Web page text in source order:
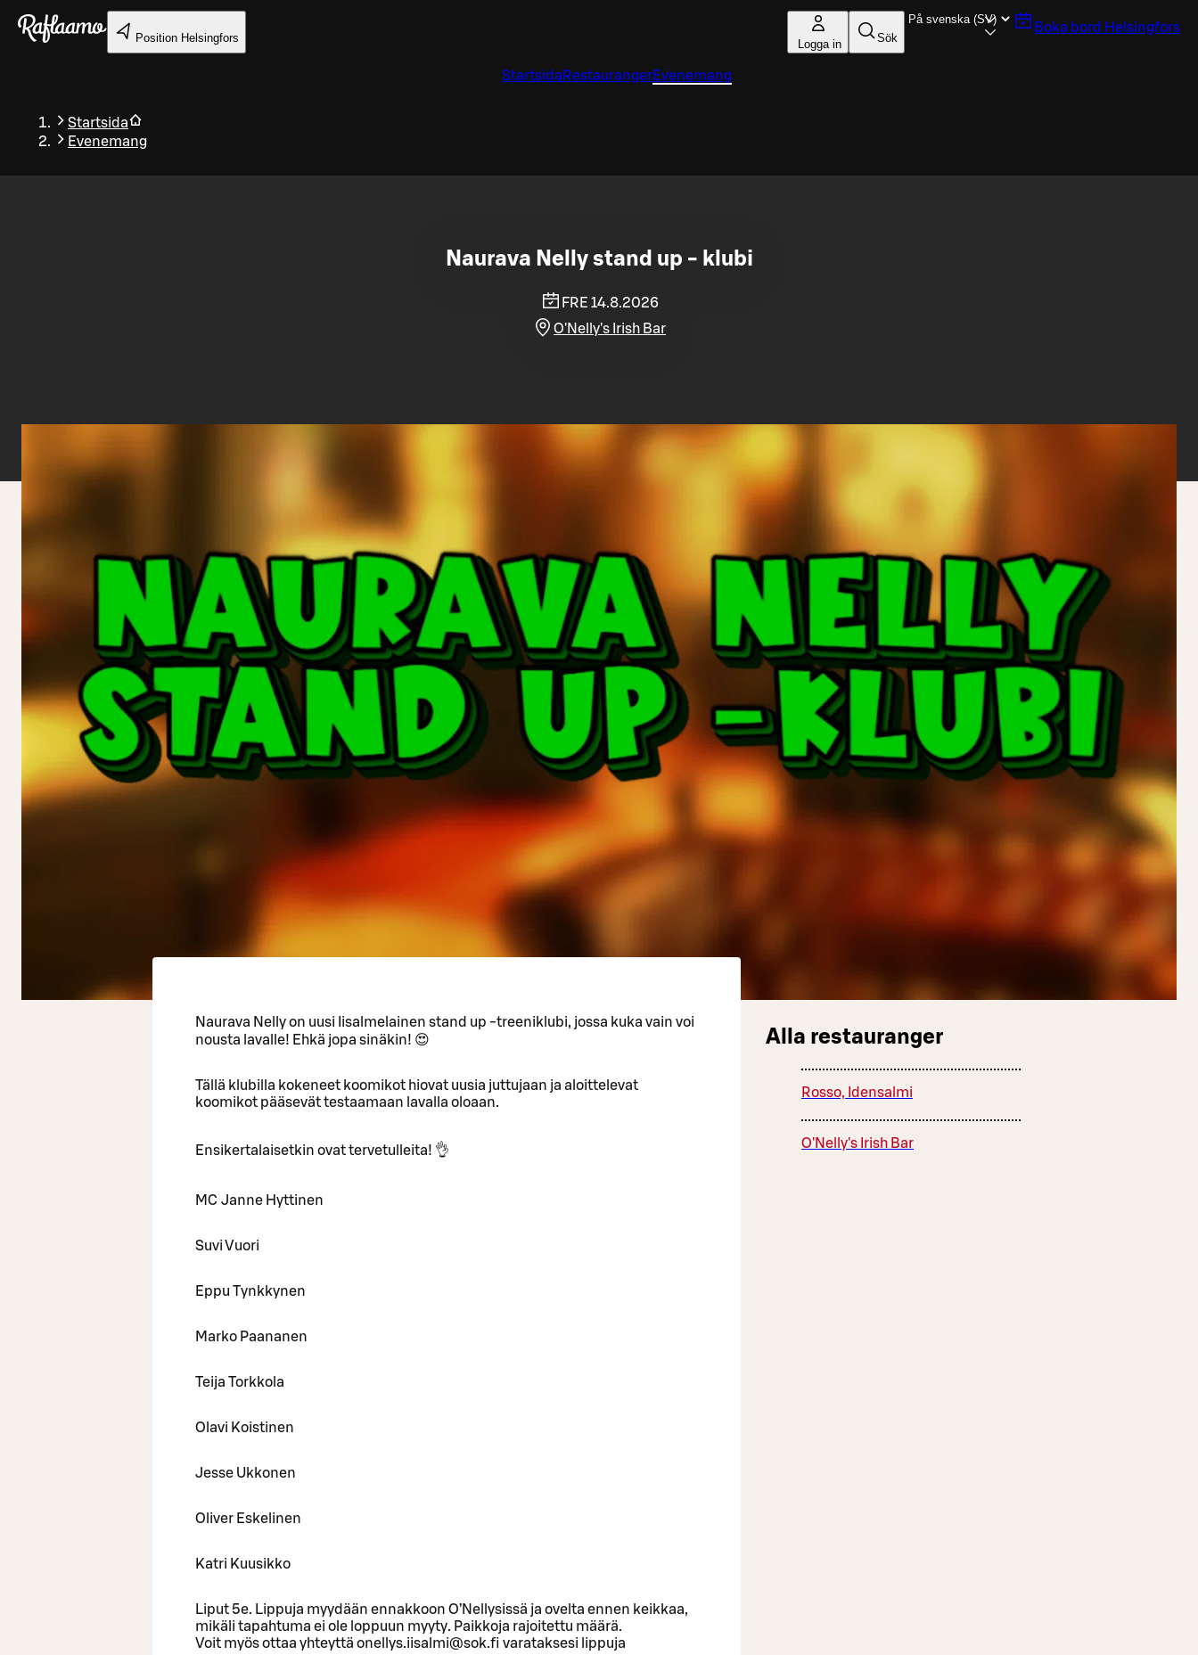
Gå till huvudinnehållet
Position Helsingfors Logga in Sök
Boka bord Helsingfors
Startsida RestaurangerEvenemang
Startsida
Evenemang
Tillbaka
Naurava Nelly stand up - klubi
FRE 14.8.2026
O'Nelly's Irish Bar
Naurava Nelly on uusi Iisalmelainen stand up -treeniklubi, jossa kuka vain voi
nousta lavalle! Ehkä jopa sinäkin! 😍
Tällä klubilla kokeneet koomikot hiovat uusia juttujaan ja aloittelevat
koomikot pääsevät testaamaan lavalla oloaan.
Ensikertalaisetkin ovat tervetulleita! 👌
MC Janne Hyttinen
Suvi Vuori
Eppu Tynkkynen
Marko Paananen
Teija Torkkola
Olavi Koistinen
Jesse Ukkonen
Oliver Eskelinen
Katri Kuusikko
Liput 5e. Lippuja myydään ennakkoon O’Nellysissä ja ovelta ennen keikkaa,
mikäli tapahtuma ei ole loppuun myyty. Paikkoja rajoitettu määrä.
Voit myös ottaa yhteyttä onellys.iisalmi@sok.fi varataksesi lippuja
Alla restauranger
Rosso, Idensalmi
O'Nelly's Irish Bar